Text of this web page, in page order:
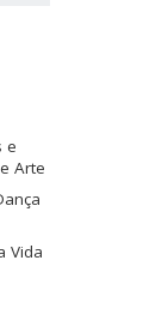
e
Arte
Vida